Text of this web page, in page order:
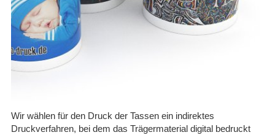
Wir wählen für den Druck der Tassen ein indirektes
Druckverfahren, bei dem das Trägermaterial digital bedruckt